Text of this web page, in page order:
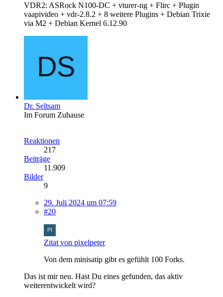
VDR2: ASRock N100-DC + vturer-ng + Flirc + Plugin
vaapivideo + vdr-2.8.2 + 8 weitere Plugins + Debian Trixie
via M2 + Debian Kernel 6.12.90
Dr. Seltsam
Im Forum Zuhause
Reaktionen
217
Beiträge
11.909
Bilder
9
29. Juli 2024 um 07:59
#20
Zitat von pixelpeter
Von dem minisatip gibt es gefühlt 100 Forks.
Das ist mir neu. Hast Du eines gefunden, das aktiv
weiterentwickelt wird?